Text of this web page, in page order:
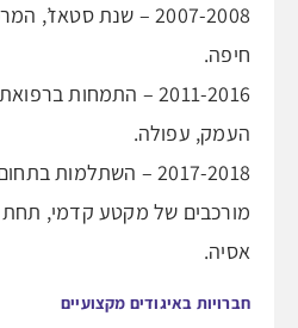
2007-2008 – שנת
חיפה.
2011-2016 – התמחות
העמק, עפולה.
2017-2018 – השתלמות
מורכבים של מקטע קדמי, תחת
אסיה.
חברויות באיגודים מקצועיים